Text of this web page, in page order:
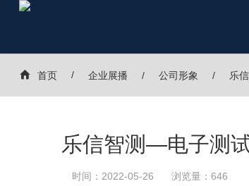
首页 企业展播 公司形象 乐
乐信智测—电子测
时间：2022-05-26 浏览量：646